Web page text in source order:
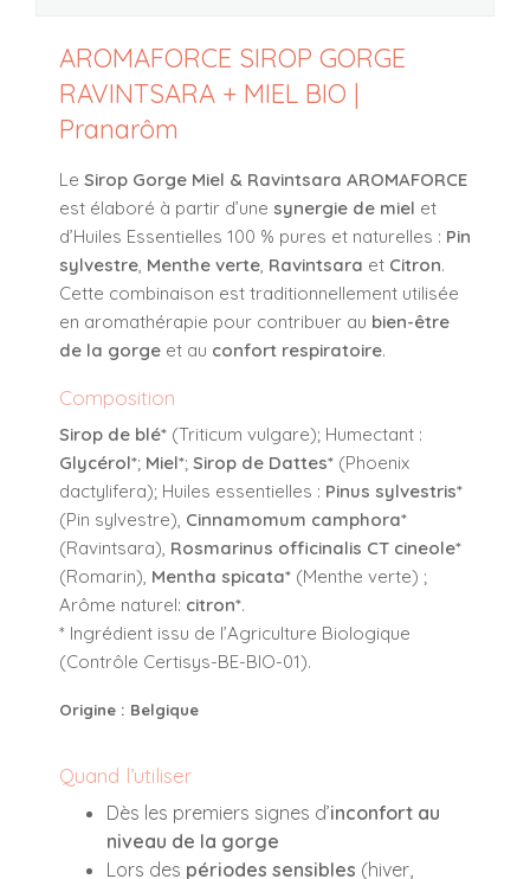
AROMAFORCE SIROP GORGE
RAVINTSARA + MIEL BIO |
Pranarôm
Le Sirop Gorge Miel & Ravintsara AROMAFORCE
est élaboré à partir d’une synergie de miel et
d’Huiles Essentielles 100 % pures et naturelles : Pin
sylvestre, Menthe verte, Ravintsara et Citron.
Cette combinaison est traditionnellement utilisée
en aromathérapie pour contribuer au bien-être
de la gorge et au confort respiratoire.
Composition
Sirop de blé* (Triticum vulgare); Humectant :
Glycérol*; Miel*; Sirop de Dattes* (Phoenix
dactylifera); Huiles essentielles : Pinus sylvestris*
(Pin sylvestre), Cinnamomum camphora*
(Ravintsara), Rosmarinus officinalis CT cineole*
(Romarin), Mentha spicata* (Menthe verte) ;
Arôme naturel: citron*.
* Ingrédient issu de l’Agriculture Biologique
(Contrôle Certisys-BE-BIO-01).
Origine : Belgique
Quand l’utiliser
Dès les premiers signes d’inconfort au
niveau de la gorge
Lors des périodes sensibles (hiver,